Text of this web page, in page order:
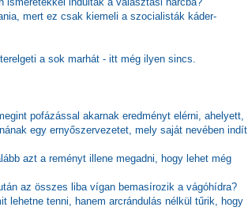
mert ez csak kiemeli a szocialisták káder-
a sok marhát - itt még ilyen sincs.
pofázással akarnak eredményt elérni, ahelyett,
egy ernyőszervezetet, mely saját nevében indít
azt a reményt illene megadni, hogy lehet még
az összes liba vígan bemasírozik a vágóhídra?
lehetne tenni, hanem arcrándulás nélkül tűrik, hogy